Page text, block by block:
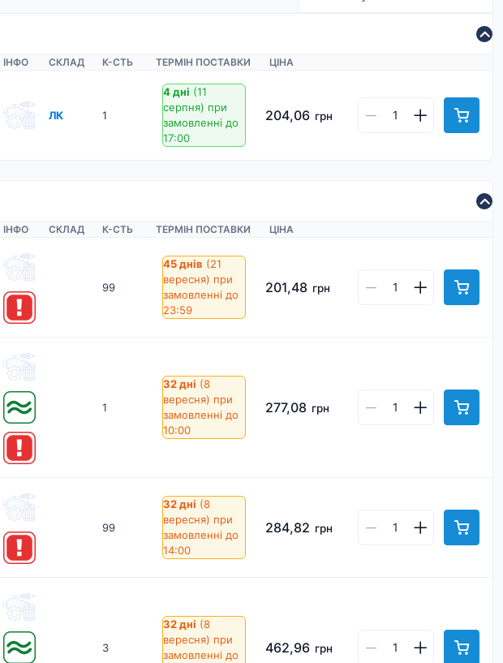
ІНФО СКЛАД К-CТЬ ТЕРМІН ПОСТАВКИ ЦІНА
ЛК 1
4 дні (11
серпня) при
замовленні до
17:00
204,06 грн
ІНФО СКЛАД К-CТЬ ТЕРМІН ПОСТАВКИ ЦІНА
99
45 днів (21
вересня) при
замовленні до
23:59
201,48 грн
1
32 дні (8
вересня) при
замовленні до
10:00
277,08 грн
99
32 дні (8
вересня) при
замовленні до
14:00
284,82 грн
3
32 дні (8
вересня) при
замовленні до
462,96 грн